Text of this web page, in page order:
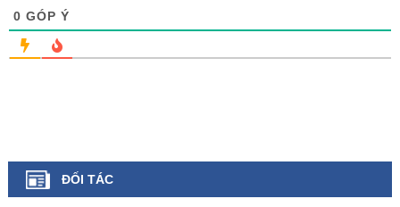
0 GÓP Ý
ĐỐI TÁC